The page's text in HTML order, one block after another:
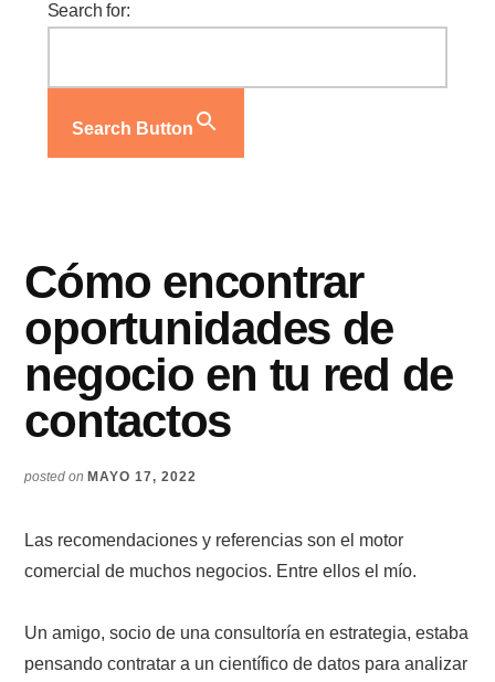
Search for:
Search Button
Cómo encontrar
oportunidades de
negocio en tu red de
contactos
posted on MAYO 17, 2022
Las recomendaciones y referencias son el motor
comercial de muchos negocios. Entre ellos el mío.
Un amigo, socio de una consultoría en estrategia, estaba
pensando contratar a un científico de datos para analizar